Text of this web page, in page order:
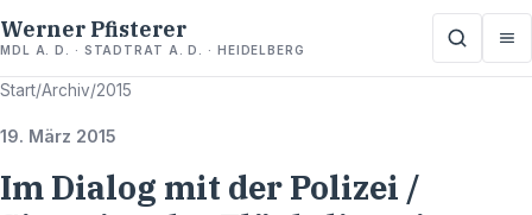
Werner Pfisterer
MDL A. D. · STADTRAT A. D. · HEIDELBERG
Start/Archiv/2015
19. März 2015
Im Dialog mit der Polizei /